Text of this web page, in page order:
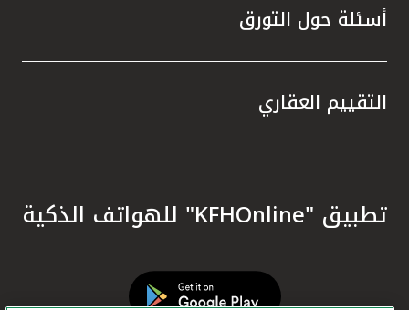
أسئلة حول التورق
التقييم العقاري
تطبيق "KFHOnline" للهواتف الذكية